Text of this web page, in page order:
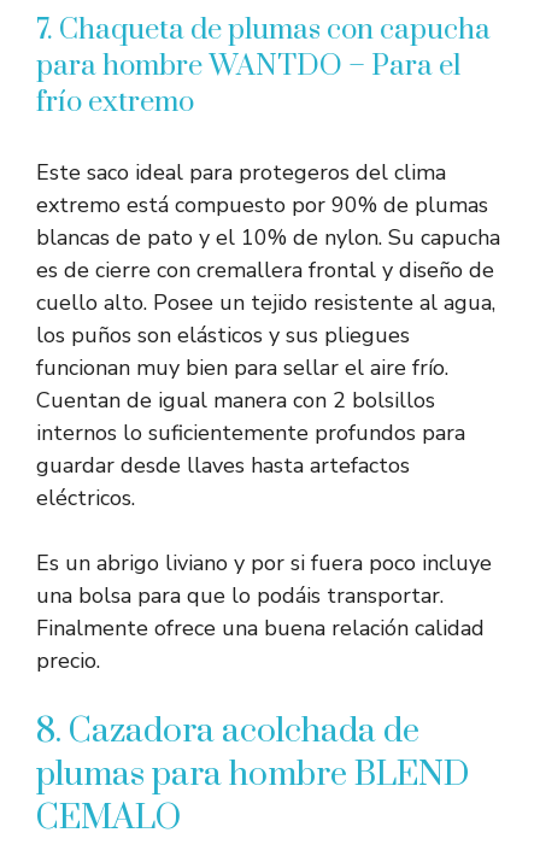
7. Chaqueta de plumas con capucha
para hombre WANTDO – Para el
frío extremo
Este saco ideal para protegeros del clima
extremo está compuesto por 90% de plumas
blancas de pato y el 10% de nylon. Su capucha
es de cierre con cremallera frontal y diseño de
cuello alto. Posee un tejido resistente al agua,
los puños son elásticos y sus pliegues
funcionan muy bien para sellar el aire frío.
Cuentan de igual manera con 2 bolsillos
internos lo suficientemente profundos para
guardar desde llaves hasta artefactos
eléctricos.
Es un abrigo liviano y por si fuera poco incluye
una bolsa para que lo podáis transportar.
Finalmente ofrece una buena relación calidad
precio.
8. Cazadora acolchada de
plumas para hombre BLEND
CEMALO